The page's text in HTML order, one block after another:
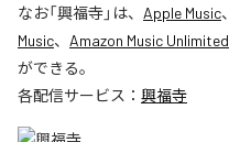
なお「興福寺」は、 Apple Music、
Music、 Amazon Music Unlimited
ができる。
各配信サービス： 興福寺